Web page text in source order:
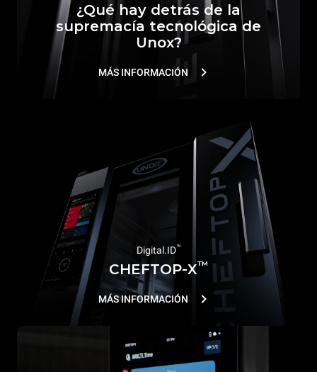
¿Qué hay detrás de la
supremacía tecnológica de
Unox?
MÁS INFORMACIÓN
Digital.ID™
CHEFTOP-X™
MÁS INFORMACIÓN